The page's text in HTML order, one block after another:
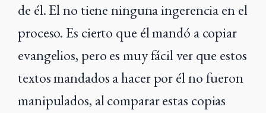
de él. El no tiene ninguna ingerencia en el
proceso. Es cierto que él mandó a copiar
evangelios, pero es muy fácil ver que estos
textos mandados a hacer por él no fueron
manipulados, al comparar estas copias